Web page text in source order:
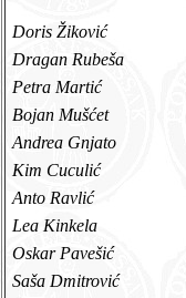
Doris Žiković
Dragan Rubeša
Petra Martić
Bojan Mušćet
Andrea Gnjato
Kim Cuculić
Anto Ravlić
Lea Kinkela
Oskar Pavešić
Saša Dmitrović